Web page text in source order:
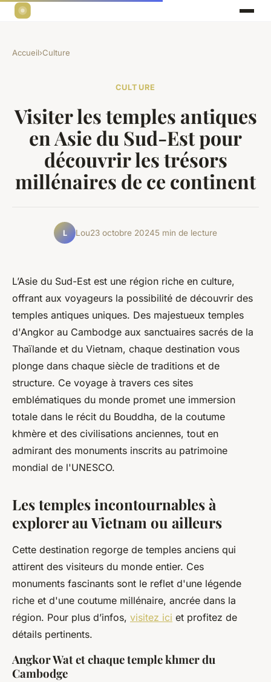
Accueil›Culture
CULTURE
Visiter les temples antiques
en Asie du Sud-Est pour
découvrir les trésors
millénaires de ce continent
L Lou23 octobre 20245 min de lecture
L’Asie du Sud-Est est une région riche en culture,
offrant aux voyageurs la possibilité de découvrir des
temples antiques uniques. Des majestueux temples
d'Angkor au Cambodge aux sanctuaires sacrés de la
Thaïlande et du Vietnam, chaque destination vous
plonge dans chaque siècle de traditions et de
structure. Ce voyage à travers ces sites
emblématiques du monde promet une immersion
totale dans le récit du Bouddha, de la coutume
khmère et des civilisations anciennes, tout en
admirant des monuments inscrits au patrimoine
mondial de l'UNESCO.
Les temples incontournables à
explorer au Vietnam ou ailleurs
Cette destination regorge de temples anciens qui
attirent des visiteurs du monde entier. Ces
monuments fascinants sont le reflet d'une légende
riche et d'une coutume millénaire, ancrée dans la
région. Pour plus d’infos, visitez ici et profitez de
détails pertinents.
Angkor Wat et chaque temple khmer du
Cambodge